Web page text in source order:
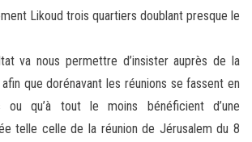
Likoud trois quartiers doublant presque le
va nous permettre d’insister auprès de la
que dorénavant les réunions se fassent en
ou qu’à tout le moins bénéficient d’une
telle celle de la réunion de Jérusalem du 8